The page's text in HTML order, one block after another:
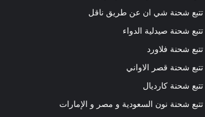
تتبع شحنة شي ان عن طريق ناقل
تتبع شحنة صيدلية الدواء
تتبع شحنة فلاورد
تتبع شحنة قصر الاواني
تتبع شحنة كارديال
تتبع شحنة نون السعودية و مصر و الإمارات